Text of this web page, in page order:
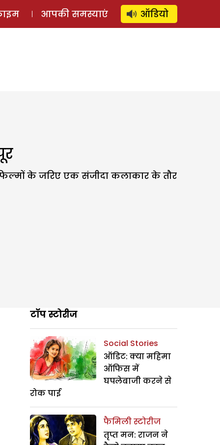
लॉग इन ⚲ SUBSCRIBE
आपकी समस्याएं ऑडियो
फिल्मों के जरिए एक संजीदा कलाकार के तौर
टॉप स्टोरीज
Social Stories
ऑडिट: क्या महिमा
ऑफिस में
घपलेबाजी करने से
रोक पाई
फैमिली स्टोरीज
तृप्त मन: राजन ने